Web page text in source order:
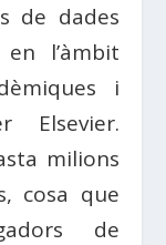
de dades
l’àmbit
i
Elsevier.
milions
cosa que
de